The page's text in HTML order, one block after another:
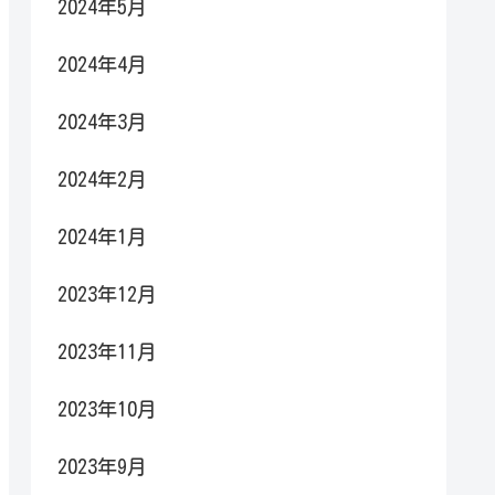
2024年5月
2024年4月
2024年3月
2024年2月
2024年1月
2023年12月
2023年11月
2023年10月
2023年9月